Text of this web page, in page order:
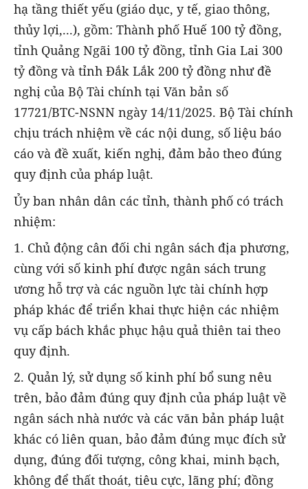
hạ tầng thiết yếu (giáo dục, y tế, giao thông,
thủy lợi,...), gồm: Thành phố Huế 100 tỷ đồng,
tỉnh Quảng Ngãi 100 tỷ đồng, tỉnh Gia Lai 300
tỷ đồng và tỉnh Đắk Lắk 200 tỷ đồng như đề
nghị của Bộ Tài chính tại Văn bản số
17721/BTC-NSNN ngày 14/11/2025. Bộ Tài chính
chịu trách nhiệm về các nội dung, số liệu báo
cáo và đề xuất, kiến nghị, đảm bảo theo đúng
quy định của pháp luật.
Ủy ban nhân dân các tỉnh, thành phố có trách
nhiệm:
1. Chủ động cân đối chi ngân sách địa phương,
cùng với số kinh phí được ngân sách trung
ương hỗ trợ và các nguồn lực tài chính hợp
pháp khác để triển khai thực hiện các nhiệm
vụ cấp bách khắc phục hậu quả thiên tai theo
quy định.
2. Quản lý, sử dụng số kinh phí bổ sung nêu
trên, bảo đảm đúng quy định của pháp luật về
ngân sách nhà nước và các văn bản pháp luật
khác có liên quan, bảo đảm đúng mục đích sử
dụng, đúng đối tượng, công khai, minh bạch,
không để thất thoát, tiêu cực, lãng phí; đồng